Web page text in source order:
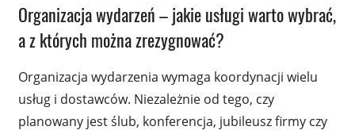
Organizacja wydarzeń – jakie usługi warto wybrać,
a z których można zrezygnować?
Organizacja wydarzenia wymaga koordynacji wielu
usług i dostawców. Niezależnie od tego, czy
planowany jest ślub, konferencja, jubileusz firmy czy